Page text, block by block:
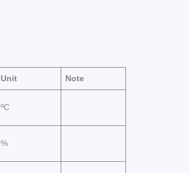
Unit Note
ºC
%